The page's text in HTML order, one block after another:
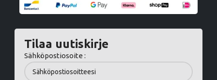
Tilaa uutiskirje
Sähköpostiosoite :